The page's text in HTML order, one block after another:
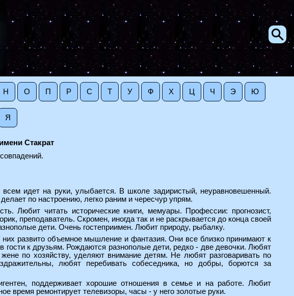
Н О П Р С Т У Ф Х Ц Ч Э Ю
Я
Стакрат
идет на руки, улыбается. В школе задиристый, неуравновешенный.
по настроению, легко раним и чересчур упрям.
Любит читать исторические книги, мемуары. Профессии: прогнозист,
преподаватель. Скромен, иногда так и не раскрывается до конца своей
дети. Очень гостеприимен. Любит природу, рыбалку.
развито объемное мышление и фантазия. Они все близко принимают к
к друзьям. Рождаются разнополые дети, редко - две девочки. Любят
по хозяйству, уделяют внимание детям. Не любят разговаривать по
любят перебивать собеседника, но добры, борются за
поддерживает хорошие отношения в семье и на работе. Любит
время ремонтирует телевизоры, часы - у него золотые руки.